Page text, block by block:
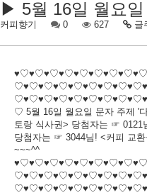
▶ 5월 16일 월요
커피향기 0 627 글
♡ 5월 16일 월요일 문자 주제 '
토랑 식사권> 당첨자는 ☞ 0121
당첨자는 ☞ 3044님! <커피 교
~~~^^